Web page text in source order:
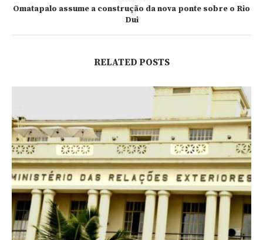
Omatapalo assume a construção da nova ponte sobre o Rio
Dui
RELATED POSTS